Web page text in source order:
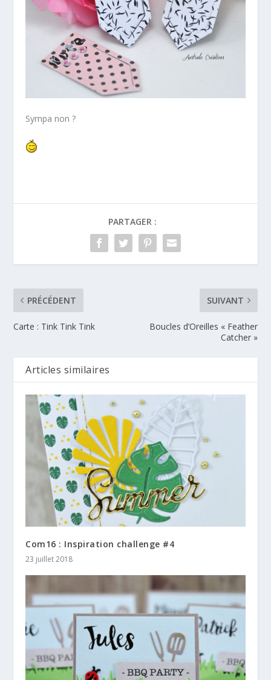
Sympa non ?
PARTAGER :
PRÉCÉDENT
Carte : Tink Tink Tink
SUIVANT
Boucles d’Oreilles « Feather
Catcher »
Articles similaires
Com16 : Inspiration challenge #4
23 juillet 2018